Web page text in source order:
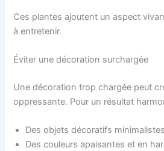
Ces plantes ajoutent un aspect
à entretenir.
Éviter une décoration surchargée
Une décoration trop chargée peut
oppressante. Pour un résultat
Des objets décoratifs
Des couleurs apaisantes et en